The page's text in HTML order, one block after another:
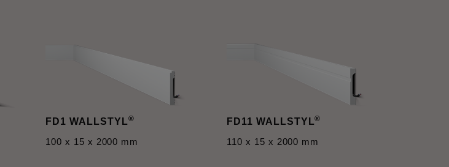
FD1 WALLSTYL®
100 x 15 x 2000 mm
FD11 WALLSTYL®
110 x 15 x 2000 mm